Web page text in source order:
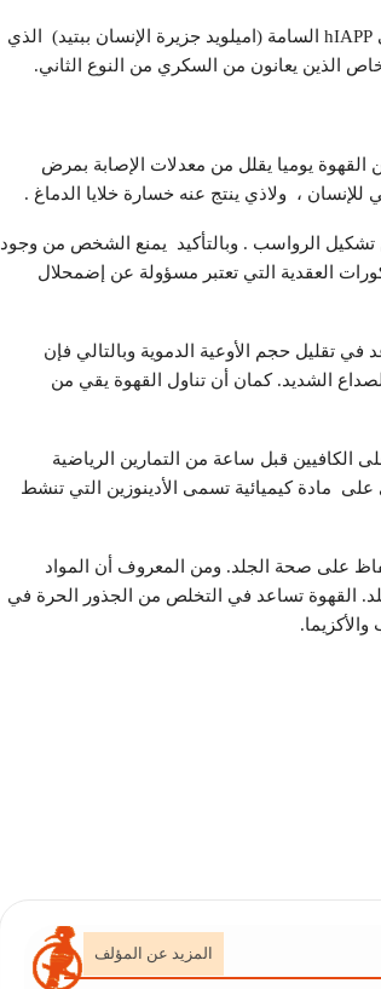
5. القهوة تقلل من خطر السكري القهوة لها تأثير كابح بشكل خاص على hIAPP السامة (اميلويد جزيرة الإنسان ببتيد) الذي
القهوة يوميا يقلل من معدلات الإصابة بمرض
، ولاذي ينتج عنه خسارة خلايا الدماغ .
الرواسب . وبالتأكيد يمنع الشخص من وجود
العقدية التي تعتبر مسؤولة عن إضمحلال
تقليل حجم الأوعية الدموية وبالتالي فإن
الشديد. كمان أن تناول القهوة يقي من
الكافيين قبل ساعة من التمارين الرياضية
مادة كيميائية تسمى الأدينوزين التي تنشط
على صحة الجلد. ومن المعروف أن المواد
القهوة تساعد في التخلص من الجذور الحرة في
المزيد عن المؤلف